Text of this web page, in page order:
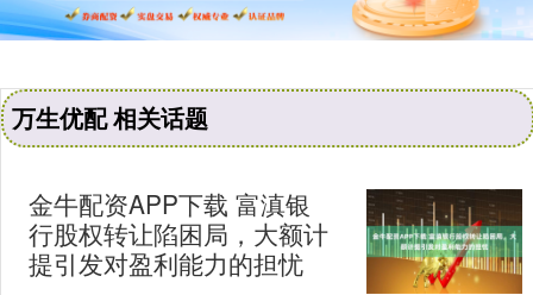
万生优配 相关话题
金牛配资APP下载 富滇银
行股权转让陷困局，大额计
提引发对盈利能力的担忧